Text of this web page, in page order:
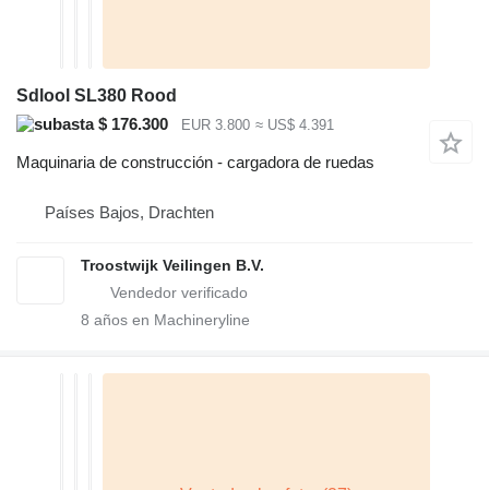
Sdlool SL380 Rood
$ 176.300
EUR 3.800 ≈ US$ 4.391
Maquinaria de construcción - cargadora de ruedas
Países Bajos, Drachten
Troostwijk Veilingen B.V.
8 años en Machineryline